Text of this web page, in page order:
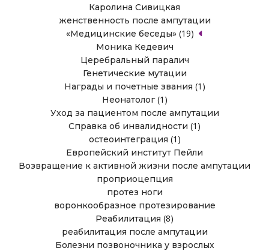
Каролина Сивицкая
женственность после ампутации
«Медицинские беседы» (19)
Моника Кедевич
Церебральный паралич
Генетические мутации
Награды и почетные звания (1)
Неонатолог(1)
Уход за пациентом после ампутации
Справка об инвалидности (1)
остеоинтеграция (1)
Европейский институт Пейли
Возвращение к активной жизни после ампутации
проприоцепция
протез ноги
воронкообразное протезирование
Реабилитация (8)
реабилитация после ампутации
Болезни позвоночника у взрослых